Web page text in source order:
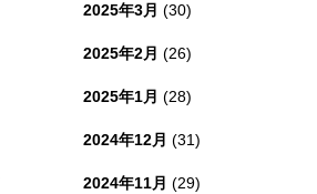
2025年3月 (30)
2025年2月 (26)
2025年1月 (28)
2024年12月 (31)
2024年11月 (29)